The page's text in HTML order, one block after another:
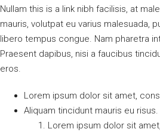
Nullam this is a link nibh facilisis, at
mauris, volutpat eu varius malesuada,
libero tempus congue. Nam pharetra
Praesent dapibus, nisi a faucibus
eros.
Lorem ipsum dolor sit amet,
Aliquam tincidunt mauris eu risus.
Lorem ipsum dolor sit